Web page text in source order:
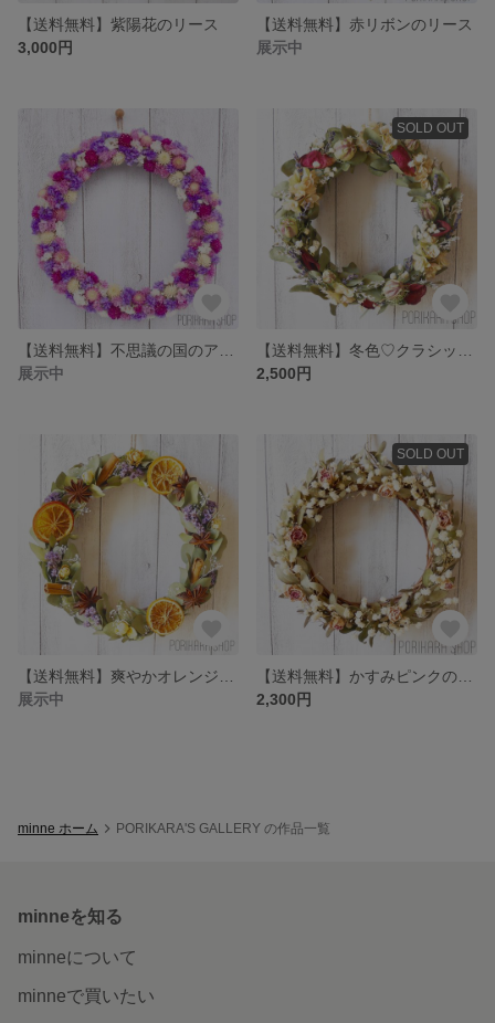
【送料無料】紫陽花のリース
3,000円
【送料無料】赤リボンのリース
展示中
展示中
SOLD OUT
2,500円
展示中
SOLD OUT
2,300円
minne ホーム PORIKARA'S GALLERY の作品一覧
minneを知る
minneについて
minneで買いたい